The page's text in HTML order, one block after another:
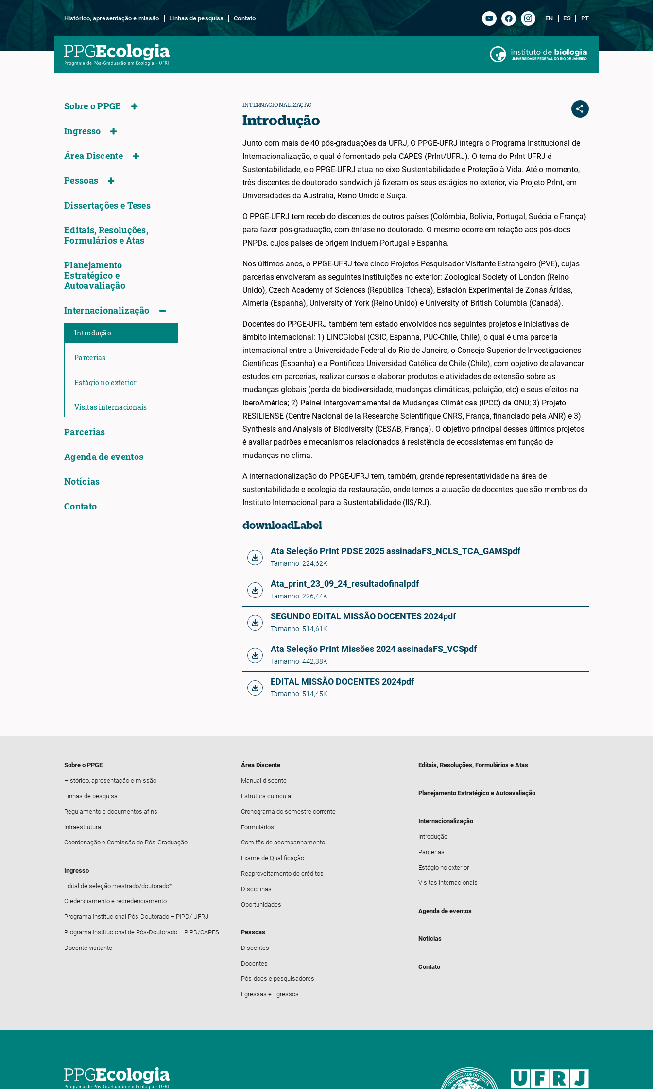
Histórico, apresentação e missão Linhas de pesquisa Contato EN ES PT
Sobre o PPGE
Ingresso
Área Discente
Pessoas
Dissertações e Teses
Editais, Resoluções,
Formulários e Atas
Planejamento
Estratégico e
Autoavaliação
Internacionalização
Introdução
Parcerias
Estágio no exterior
Visitas internacionais
Parcerias
Agenda de eventos
Notícias
Contato
INTERNACIONALIZAÇÃO
Introdução
Junto com mais de 40 pós-graduações da UFRJ, O PPGE-UFRJ integra o Programa Institucional de
Internacionalização, o qual é fomentado pela CAPES (PrInt/UFRJ). O tema do PrInt UFRJ é
Sustentabilidade, e o PPGE-UFRJ atua no eixo Sustentabilidade e Proteção à Vida. Até o momento,
três discentes de doutorado sandwich já fizeram os seus estágios no exterior, via Projeto PrInt, em
Universidades da Austrália, Reino Unido e Suíça.
O PPGE-UFRJ tem recebido discentes de outros países (Colômbia, Bolívia, Portugal, Suécia e França)
para fazer pós-graduação, com ênfase no doutorado. O mesmo ocorre em relação aos pós-docs
PNPDs, cujos países de origem incluem Portugal e Espanha.
Nos últimos anos, o PPGE-UFRJ teve cinco Projetos Pesquisador Visitante Estrangeiro (PVE), cujas
parcerias envolveram as seguintes instituições no exterior: Zoological Society of London (Reino
Unido), Czech Academy of Sciences (República Tcheca), Estación Experimental de Zonas Áridas,
Almeria (Espanha), University of York (Reino Unido) e University of British Columbia (Canadá).
Docentes do PPGE-UFRJ também tem estado envolvidos nos seguintes projetos e iniciativas de
âmbito internacional: 1) LINCGlobal (CSIC, Espanha, PUC-Chile, Chile), o qual é uma parceria
internacional entre a Universidade Federal do Rio de Janeiro, o Consejo Superior de Investigaciones
Cientificas (Espanha) e a Pontificea Universidad Católica de Chile (Chile), com objetivo de alavancar
estudos em parcerias, realizar cursos e elaborar produtos e atividades de extensão sobre as
mudanças globais (perda de biodiversidade, mudanças climáticas, poluição, etc) e seus efeitos na
IberoAmérica; 2) Painel Intergovernamental de Mudanças Climáticas (IPCC) da ONU; 3) Projeto
RESILIENSE (Centre Nacional de la Researche Scientifique CNRS, França, financiado pela ANR) e 3)
Synthesis and Analysis of Biodiversity (CESAB, França). O objetivo principal desses últimos projetos
é avaliar padrões e mecanismos relacionados à resistência de ecossistemas em função de
mudanças no clima.
A internacionalização do PPGE-UFRJ tem, também, grande representatividade na área de
sustentabilidade e ecologia da restauração, onde temos a atuação de docentes que são membros do
Instituto Internacional para a Sustentabilidade (IIS/RJ).
downloadLabel
Ata Seleção PrInt PDSE 2025 assinadaFS_NCLS_TCA_GAMSpdf
Tamanho: 224,62K
Ata_print_23_09_24_resultadofinal pdf
Tamanho: 226,44K
SEGUNDO EDITAL MISSÃO DOCENTES 2024pdf
Tamanho: 514,61K
Ata Seleção PrInt Missões 2024 assinadaFS_VCSpdf
Tamanho: 442,38K
EDITAL MISSÃO DOCENTES 2024pdf
Tamanho: 514,45K
Sobre o PPGE
Histórico, apresentação e missão
Linhas de pesquisa
Regulamento e documentos afins
Infraestrutura
Coordenação e Comissão de Pós-Graduação
Ingresso
Edital de seleção mestrado/doutorado*
Credenciamento e recredenciamento
Programa Institucional Pós-Doutorado – PIPD/ UFRJ
Programa Institucional de Pós-Doutorado – PIPD/CAPES
Docente visitante
Área Discente
Manual discente
Estrutura curricular
Cronograma do semestre corrente
Formulários
Comitês de acompanhamento
Exame de Qualificação
Reaproveitamento de créditos
Disciplinas
Oportunidades
Pessoas
Discentes
Docentes
Pós-docs e pesquisadores
Egressas e Egressos
Editais, Resoluções, Formulários e Atas
Planejamento Estratégico e Autoavaliação
Internacionalização
Introdução
Parcerias
Estágio no exterior
Visitas internacionais
Agenda de eventos
Notícias
Contato